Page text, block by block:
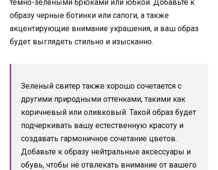
темно-зелеными брюками или юбкой. Добавьте к
образу черные ботинки или сапоги, а также
акцентирующие внимание украшения, и ваш образ
будет выглядеть стильно и изысканно.
Зеленый свитер также хорошо сочетается с
другими природными оттенками, такими как
коричневый или оливковый. Такой образ будет
подчеркивать вашу естественную красоту и
создавать гармоничное сочетание цветов.
Добавьте к образу нейтральные аксессуары и
обувь, чтобы не отвлекать внимание от вашего